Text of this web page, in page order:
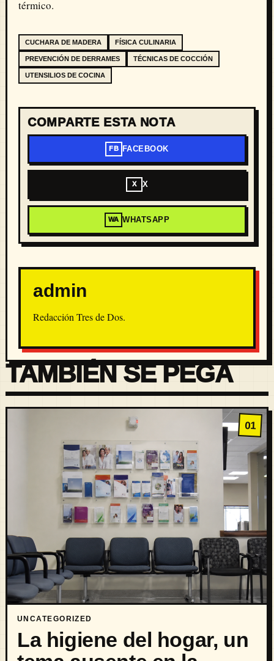
térmico.
CUCHARA DE MADERA FÍSICA CULINARIA
PREVENCIÓN DE DERRAMES TÉCNICAS DE COCCIÓN
UTENSILIOS DE COCINA
COMPARTE ESTA NOTA
FB FACEBOOK
X X
WA WHATSAPP
admin
Redacción Tres de Dos.
TAMBIÉN SE PEGA
01
UNCATEGORIZED
La higiene del hogar, un